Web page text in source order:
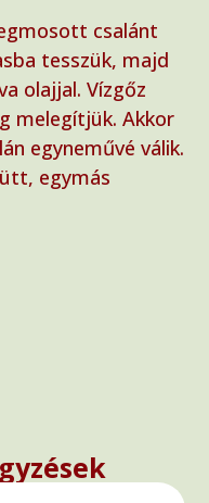
csalánt
tesszük, majd
olajjal. Vízgőz
melegítjük. Akkor
egyneművé válik.
egymás